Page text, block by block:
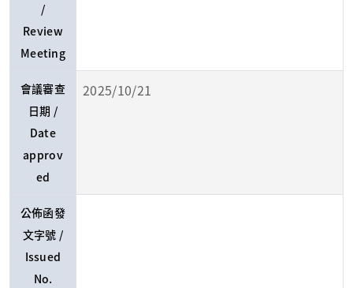
/
Review
Meeting
會議審查
日期 /
Date
approv
ed
2025/10/21
公佈函發
文字號 /
Issued
No.